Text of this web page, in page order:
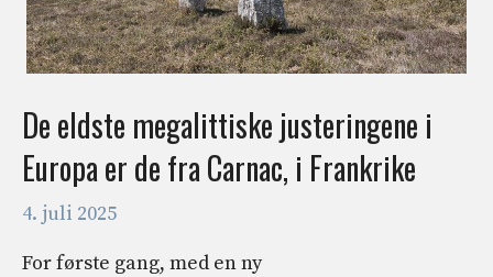
De eldste megalittiske justeringene i
Europa er de fra Carnac, i Frankrike
4. juli 2025
For første gang, med en ny